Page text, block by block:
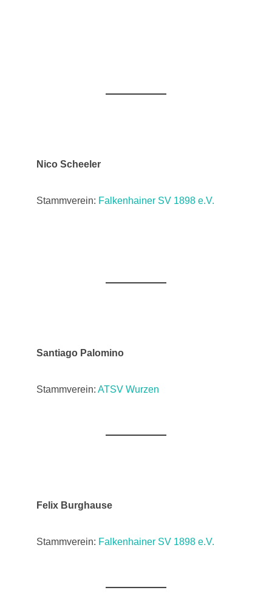
Nico Scheeler
Stammverein: Falkenhainer SV 1898 e.V.
Santiago Palomino
Stammverein: ATSV Wurzen
Felix Burghause
Stammverein: Falkenhainer SV 1898 e.V.